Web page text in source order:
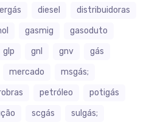
diesel
distribuidoras
gasmig
gasoduto
glp gnl gnv
gás
mercado
msgás;
petróleo
potigás
scgás
sulgás;